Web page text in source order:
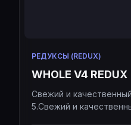
РЕДУКСЫ (REDUX)
WHOLE V4 REDUX
Свежий и
5.Свежий и